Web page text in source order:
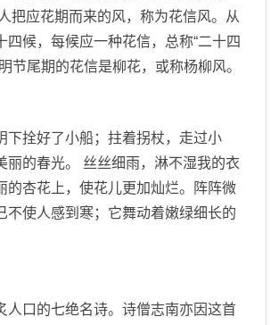
把应花期而来的风，称为花信风。从
四候，每候应一种花信，总称“二十四
节尾期的花信是柳花，或称杨柳风。
下拴好了小船；拄着拐杖，走过小
丽的春光。 丝丝细雨，淋不湿我的衣
的杏花上，使花儿更加灿烂。阵阵微
不使人感到寒；它舞动着嫩绿细长的
口的七绝名诗。诗僧志南亦因这首